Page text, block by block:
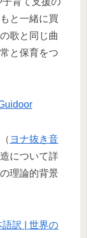
と一緒に買
歌と同じ曲
と保育をつ
（ ヨナ抜き音
について詳
の理論的背景
訳 | 世界の